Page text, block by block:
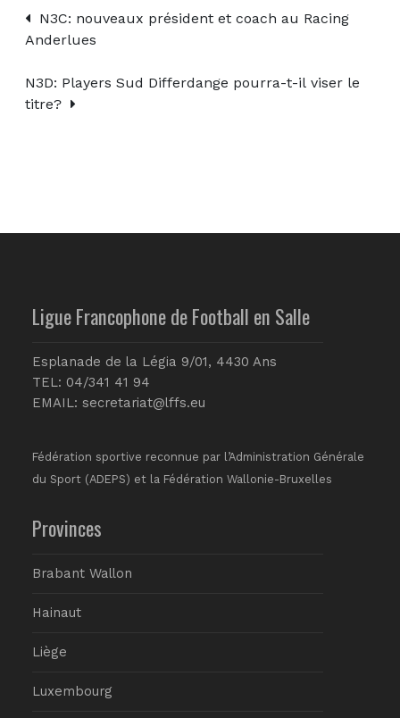
N3C: nouveaux président et coach au Racing
Anderlues
N3D: Players Sud Differdange pourra-t-il viser le
titre?
Ligue Francophone de Football en Salle
Esplanade de la Légia 9/01, 4430 Ans
TEL: 04/341 41 94
EMAIL: secretariat@lffs.eu
Fédération sportive reconnue par l’Administration Générale
du Sport (ADEPS) et la Fédération Wallonie-Bruxelles
Provinces
Brabant Wallon
Hainaut
Liège
Luxembourg